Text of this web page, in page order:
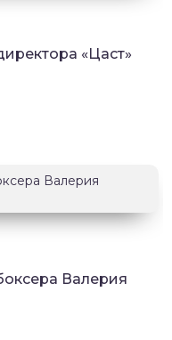
«Цаст»
Валерия